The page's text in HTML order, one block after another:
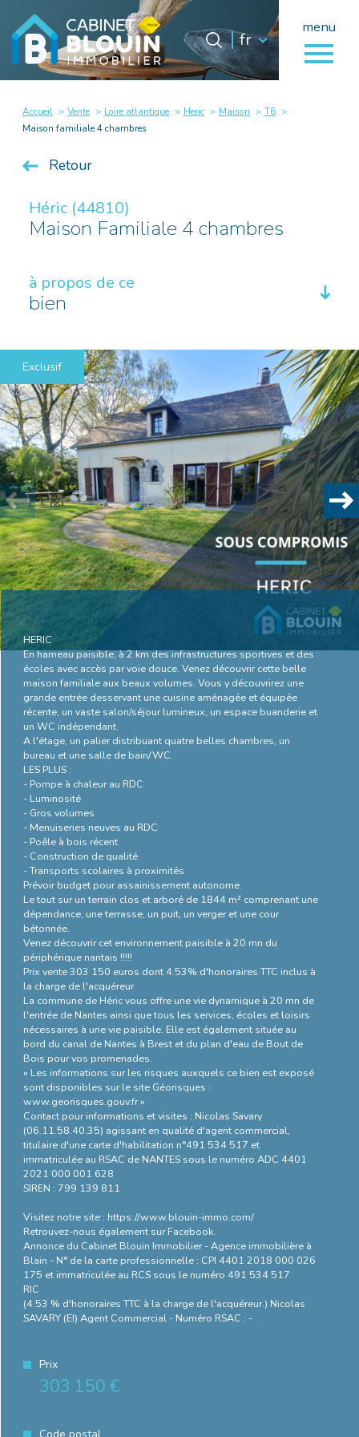
menu
Langue
fr
Accueil 0 Langue
fr
Accueil Vente Loire atlantique Heric Maison
T6
Maison familiale 4 chambres
Retour
Héric (44810)
Maison Familiale 4 chambres
à propos de ce
bien
Plus d'informations
financières
Plus de
détails
la
copropriété
Bilan
énergétique
HERIC
En hameau paisible, à 2 km des infrastructures sportives et des
écoles avec accès par voie douce. Venez découvrir cette belle
maison familiale aux beaux volumes. Vous y découvrirez une
grande entrée desservant une cuisine aménagée et équipée
récente, un vaste salon/séjour lumineux, un espace buanderie et
un WC indépendant.
A l'étage, un palier distribuant quatre belles chambres, un
bureau et une salle de bain/WC.
LES PLUS :
- Pompe à chaleur au RDC
- Luminosité
- Gros volumes
- Menuiseries neuves au RDC
- Poêle à bois récent
- Construction de qualité
- Transports scolaires à proximités
Prévoir budget pour assainissement autonome.
Le tout sur un terrain clos et arboré de 1844 m² comprenant une
dépendance, une terrasse, un puit, un verger et une cour
bétonnée.
Venez découvrir cet environnement paisible à 20 mn du
périphérique nantais !!!!!
Prix vente 303 150 euros dont 4.53% d'honoraires TTC inclus à
la charge de l'acquéreur
La commune de Héric vous offre une vie dynamique à 20 mn de
l'entrée de Nantes ainsi que tous les services, écoles et loisirs
nécessaires à une vie paisible. Elle est également située au
bord du canal de Nantes à Brest et du plan d'eau de Bout de
Bois pour vos promenades.
« Les informations sur les risques auxquels ce bien est exposé
sont disponibles sur le site Géorisques :
www.georisques.gouv.fr »
Contact pour informations et visites : Nicolas Savary
(06.11.58.40.35) agissant en qualité d'agent commercial,
titulaire d'une carte d'habilitation n°491 534 517 et
immatriculée au RSAC de NANTES sous le numéro ADC 4401
2021 000 001 628
SIREN : 799 139 811
Visitez notre site : https://www.blouin-immo.com/
Retrouvez-nous également sur Facebook.
Annonce du Cabinet Blouin Immobilier - Agence immobilière à
Blain - N° de la carte professionnelle : CPI 4401 2018 000 026
175 et immatriculée au RCS sous le numéro 491 534 517
RIC
(4.53 % d'honoraires TTC à la charge de l'acquéreur.) Nicolas
SAVARY (EI) Agent Commercial - Numéro RSAC : - .
Prix
303 150 €
Exclusif